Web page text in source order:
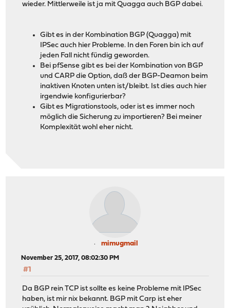
wieder. Mittlerweile ist ja mit Quagga auch BGP dabei.
Gibt es in der Kombination BGP (Quagga) mit
IPSec auch hier Probleme. In den Foren bin ich auf
jeden Fall nicht fündig geworden.
Bei pfSense gibt es bei der Kombination von BGP
und CARP die Option, daß der BGP-Deamon beim
inaktiven Knoten unten ist/bleibt. Ist dies auch hier
irgendwie konfigurierbar?
Gibt es Migrationstools, oder ist es immer noch
möglich die Sicherung zu importieren? Bei meiner
Komplexität wohl eher nicht.
mimugmail
November 25, 2017, 08:02:30 PM
#1
Da BGP rein TCP ist sollte es keine Probleme mit IPSec
haben, ist mir nix bekannt. BGP mit Carp ist eher